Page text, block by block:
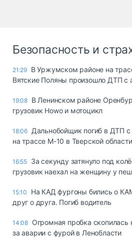
Безопасность и
21:29 В Уржумском районе на
Вятские Поляны произошло ДТП с
19:08 В Ленинском районе
грузовик Howo и мотоцикл
18:06 Дальнобойщик погиб в ДТП
на трассе М-10 в Тверской области
16:55 За секунду затянуло под
грузовик наехал на женщину у
15:10
На КАД фургоны бились о
друг о друга. Погиб водитель
14:08 Огромная пробка скопилась
за аварии с фурой в Ленобласти